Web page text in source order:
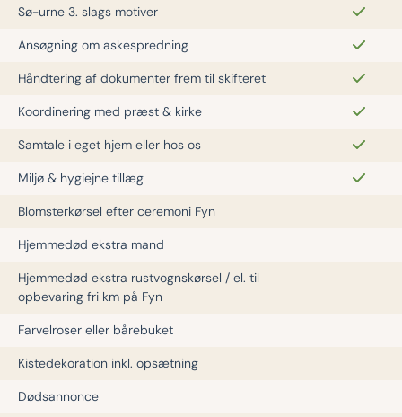
Sø-urne 3. slags motiver
Ansøgning om askespredning
Håndtering af dokumenter frem til skifteret
Koordinering med præst & kirke
Samtale i eget hjem eller hos os
Miljø & hygiejne tillæg
Blomsterkørsel efter ceremoni Fyn
Hjemmedød ekstra mand
Hjemmedød ekstra rustvognskørsel / el. til
opbevaring fri km på Fyn
Farvelroser eller bårebuket
Kistedekoration inkl. opsætning
Dødsannonce